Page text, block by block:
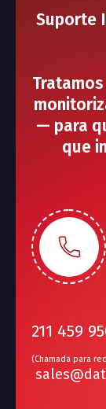
Suporte
— para
que
211 459
(Chamada para